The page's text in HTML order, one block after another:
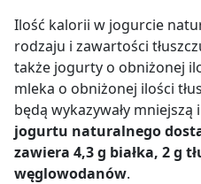
Ilość kalorii w jogurcie
rodzaju i zawartości
także jogurty o obniżonej
mleka o obniżonej ilości
będą wykazywały mniejszą
jogurtu naturalnego
zawiera 4,3 g białka, 2 g
węglowodanów.